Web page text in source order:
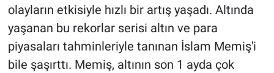
olayların etkisiyle hızlı bir artış yaşadı. Altında
yaşanan bu rekorlar serisi altın ve para
piyasaları tahminleriyle tanınan İslam Memiş'i
bile şaşırttı. Memiş, altının son 1 ayda çok
Kimdir
Koronavirüs